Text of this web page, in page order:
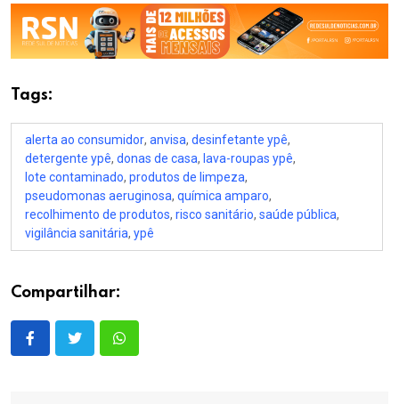
Tags:
alerta ao consumidor, anvisa, desinfetante ypê,
detergente ypê, donas de casa, lava-roupas ypê,
lote contaminado, produtos de limpeza,
pseudomonas aeruginosa, química amparo,
recolhimento de produtos, risco sanitário, saúde pública,
vigilância sanitária, ypê
Compartilhar: